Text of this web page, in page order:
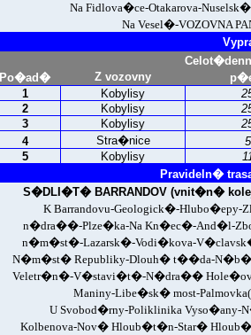
Na Fidlova�ce-Otakarova-
Na Vesel�-VOZOVNA
Po�ad�
Z vozovny
1
Kobylisy
2
Kobylisy
3
Kobylisy
4
Stra�nice
5
5
Kobylisy
Pravideln�
S�DLI�T� BARRANDOV (vnit�n�
K Barrandovu-Geologick�-
n�dra��-Plze�ka-Na Kn�ec�-And�l-
n�m�st�-Lazarsk�-Vodi�kova-
N�m�st� Republiky-Dlouh� t��da-
Veletr�n�-V�stavi�t�-N�dra��
Maniny-Libe�sk� most-
U Svobod�rny-Poliklinika
Kolbenova-Nov� Hloub�t�n-Star�